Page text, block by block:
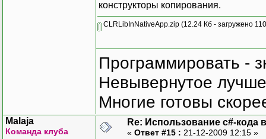
конструкторы копирования.
CLRLibInNativeApp.zip (12.24 Кб - загружено
Программировать -
Невывернутое
Многие готовы
Malaja
Команда клуба
Re: Использование c#-кода
« Ответ #15 : 21-12-2009 12:15 »